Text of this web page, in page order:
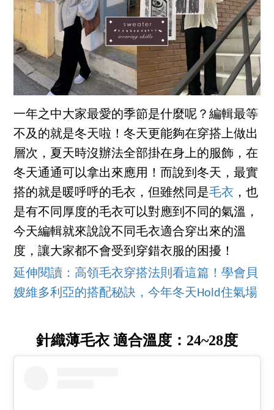
一年之中大家最愛的季節是什麼呢？編輯最等
不及的就是冬天啦！冬天更能夠在穿搭上做出
層次，夏天時沒辦法全部掛在身上的服飾，在
冬天通通可以拿出來應用！而說到冬天，最實
搭的就是暖呼呼的毛衣，但雖然同是毛衣 ，也
是有不同厚度的毛衣可以對應到不同的氣溫，
今天編輯就來說說不同毛衣適合穿出來的溫
度，讓大家都不會受到穿錯衣服的困擾！
延伸閱讀：高領毛衣穿搭法則看這篇！學會貝
嫂維多利亞的搭配秘訣，今年冬天Hold住氣場
針織薄毛衣 適合溫度：24~28度